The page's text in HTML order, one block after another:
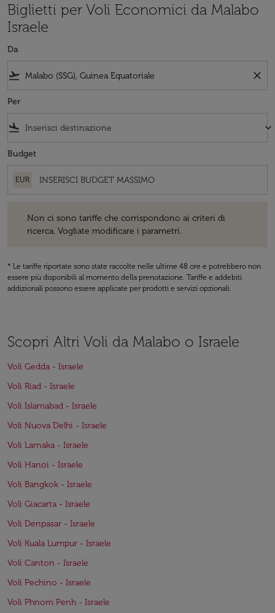
Biglietti per Voli Economici da Malabo
Israele
Da
flight_takeoff close
Per
flight_land keyboard_arrow_down
Budget
EUR
Non ci sono tariffe che corrispondono ai criteri di
ricerca. Vogliate modificare i parametri.
* Le tariffe riportate sono state raccolte nelle ultime 48 ore e potrebbero non
essere più disponibili al momento della prenotazione. Tariffe e addebiti
addizionali possono essere applicate per prodotti e servizi opzionali.
Scopri Altri Voli da Malabo o Israele
Voli Gedda - Israele
Voli Riad - Israele
Voli Islamabad - Israele
Voli Nuova Delhi - Israele
Voli Larnaka - Israele
Voli Hanoi - Israele
Voli Bangkok - Israele
Voli Giacarta - Israele
Voli Denpasar - Israele
Voli Kuala Lumpur - Israele
Voli Canton - Israele
Voli Pechino - Israele
Voli Phnom Penh - Israele